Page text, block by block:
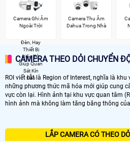
Camera Ghi Âm
Ngoài Trời
Camera Thu Âm
Dahua Trong Nhà
CAMERA THEO DỎI CHUYỂN
ROI viết tắt là Region of Interest, nghĩa là
những phương thức mã hóa mới giúp cung
vực còn lại. Hình ảnh tại khu vực quan tâm
hình ảnh mà không làm tăng băng thông
LẮP CAMERA CÓ THEO